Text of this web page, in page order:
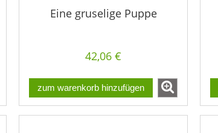
Eine gruselige Puppe
42,06 €
zum warenkorb hinzufügen